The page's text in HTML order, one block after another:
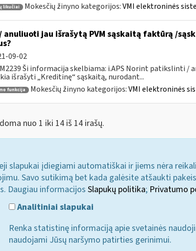
likučiai Mokesčių žinyno kategorijos:VMI elektroninės
anuliuoti jau išrašytą PVM sąskaitą faktūrą /
09-02
Ši informacija skelbiama: i.APS Norint patikslinti /
išrašyti „Kreditinę“ sąskaitą, nurodant...
funkcija Mokesčių žinyno kategorijos:VMI elektroninės
nuo 1 iki 14 iš 14 irašų.
slapukai įdiegiami automatiškai ir jiems nėra
Savo sutikimą bet kada galėsite atšaukti
Daugiau informacijos Slapukų politika; Privatumo
Analitiniai slapukai
Renka statistinę informaciją apie svetainės
naudojami Jūsų naršymo patirties gerinimui.